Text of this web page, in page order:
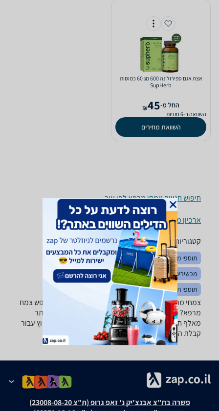
אצת אגם ספירולינה 600 מג 60 כמוסות
SupHerb
‫החל מ-45
₪
השוואה ב-6 חנויות
השוואת מחירים
חיפוש חנויות צמחי מרפא לפי עיר
ארכיון מוצרים
קטגוריות משלימות
תוספי מזון לספורטאים מינרלים
מולטי ויטמינים
מכשירים לשיכוך כאבים
ויטמינים
תוספי תזונה ותרופות ללא מרשם
צמחי מרפא ‏SupHerb ‏ספירולינה -נמצאו 1 מוצרים. מחפש צמח
מרפא? רק בזאפ תמצאו חוות דעת, השוואת מחירים ביותר
מאלף חנויות בתחום טיפוח יופי ובריאות וכל המידע הנחוץ עבור
קבלת החלטה חכמה!
פשרה בת"צ אבנצ'יק נ' זאפ גרופ (ת"צ 23008-08-20)